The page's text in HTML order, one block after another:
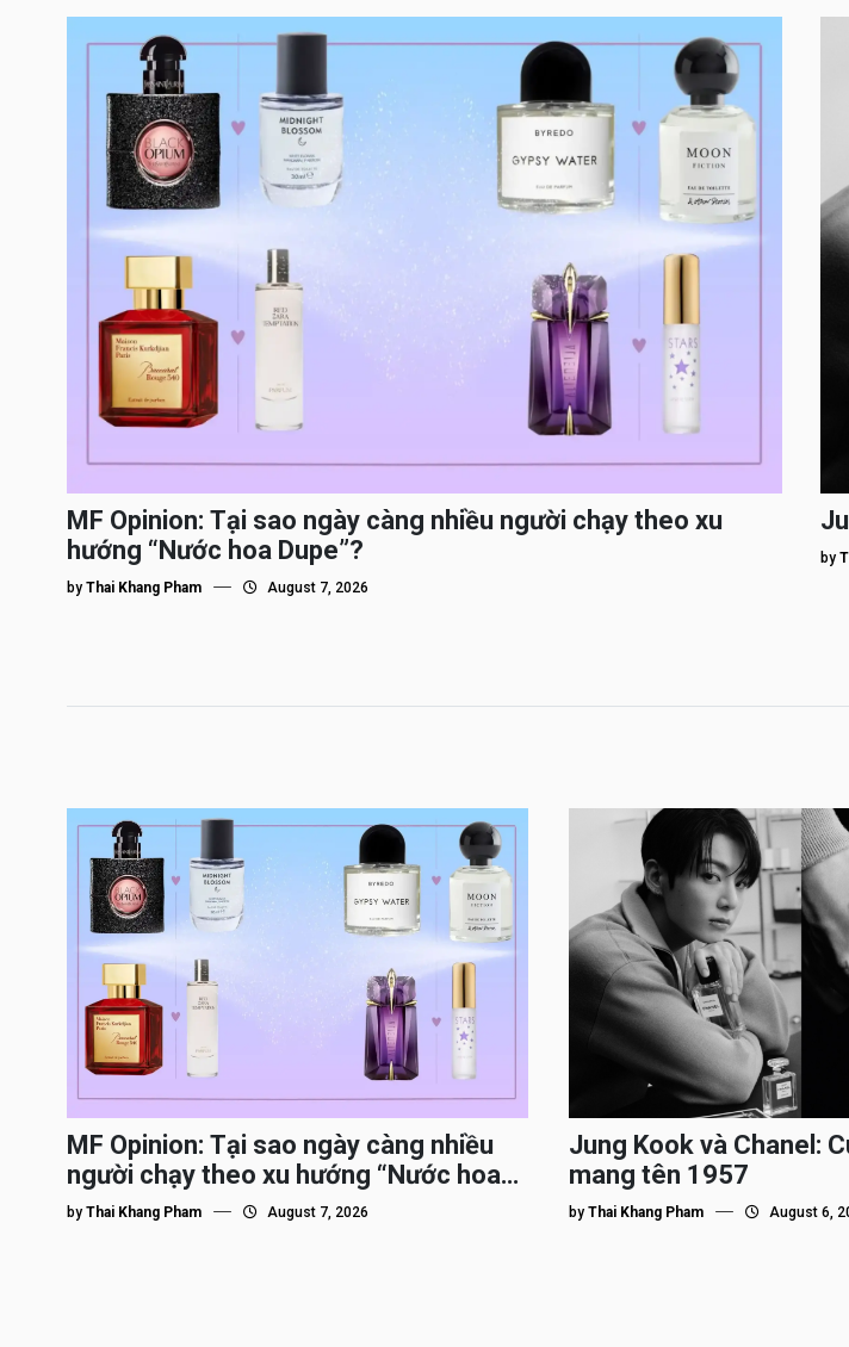
MF Opinion: Tại sao ngày càng nhiều người chạy theo xu
hướng “Nước hoa Dupe”?
by Thai Khang Pham August 7, 2026
by
MF Opinion: Tại sao ngày càng nhiều
người chạy theo xu hướng “Nước hoa
Dupe”?
by Thai Khang Pham August 7, 2026
Jung Kook và Chanel:
mang tên 1957
by Thai Khang Pham August 6,